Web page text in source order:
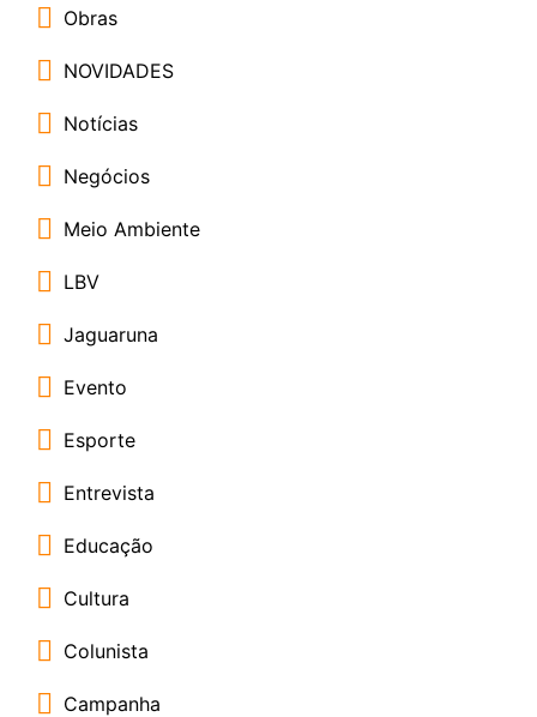
Obras
NOVIDADES
Notícias
Negócios
Meio Ambiente
LBV
Jaguaruna
Evento
Esporte
Entrevista
Educação
Cultura
Colunista
Campanha